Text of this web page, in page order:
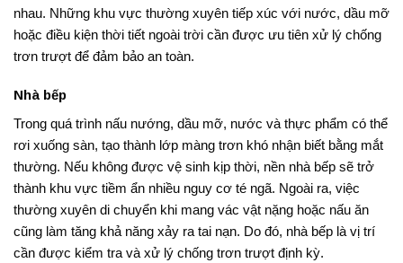
nhau. Những khu vực thường xuyên tiếp xúc với nước, dầu mỡ
hoặc điều kiện thời tiết ngoài trời cần được ưu tiên xử lý chống
trơn trượt để đảm bảo an toàn.
Nhà bếp
Trong quá trình nấu nướng, dầu mỡ, nước và thực phẩm có thể
rơi xuống sàn, tạo thành lớp màng trơn khó nhận biết bằng mắt
thường. Nếu không được vệ sinh kịp thời, nền nhà bếp sẽ trở
thành khu vực tiềm ẩn nhiều nguy cơ té ngã. Ngoài ra, việc
thường xuyên di chuyển khi mang vác vật nặng hoặc nấu ăn
cũng làm tăng khả năng xảy ra tai nạn. Do đó, nhà bếp là vị trí
cần được kiểm tra và xử lý chống trơn trượt định kỳ.